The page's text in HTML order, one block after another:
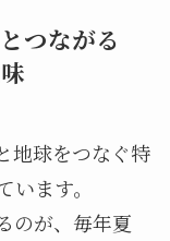
つながる
地球をつなぐ特
ます。
のが、毎年夏